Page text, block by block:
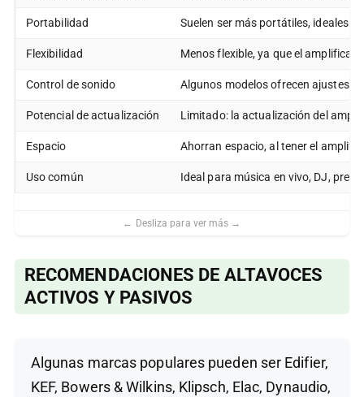
Portabilidad Suelen ser más portátiles, ideales
Flexibilidad Menos flexible, ya que el
Control de sonido Algunos modelos ofrecen ajustes
Potencial de actualización Limitado: la actualización del
Espacio Ahorran espacio, al tener el
Uso común Ideal para música en vivo, DJ,
RECOMENDACIONES DE ALTAVOCES
ACTIVOS Y PASIVOS
Algunas marcas populares pueden ser Edifier,
KEF, Bowers & Wilkins, Klipsch, Elac, Dynaudio,